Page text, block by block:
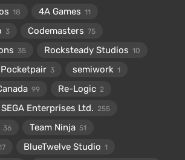
18 4A Games 11
3 Codemasters 75
35 Rocksteady Studios 10
Pocketpair 3 semiwork 1
99 Re-Logic 2
SEGA Enterprises Ltd. 255
36 Team Ninja 51
BlueTwelve Studio 1